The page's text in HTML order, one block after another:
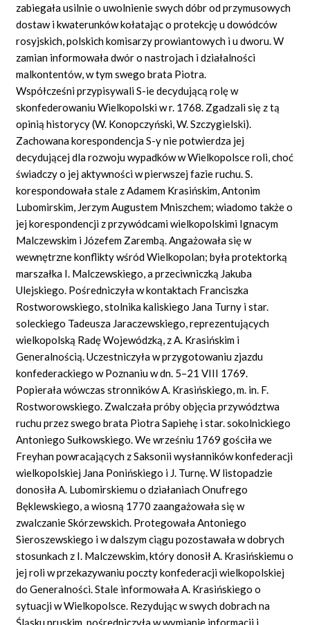
zabiegała usilnie o uwolnienie swych dóbr od przymusowych
dostaw i kwaterunków kołatając o protekcję u dowódców
rosyjskich, polskich komisarzy prowiantowych i u dworu. W
zamian informowała dwór o nastrojach i działalności
malkontentów, w tym swego brata Piotra.
Współcześni przypisywali S-ie decydującą rolę w
skonfederowaniu Wielkopolski w r. 1768. Zgadzali się z tą
opinią historycy (W. Konopczyński, W. Szczygielski).
Zachowana korespondencja S-y nie potwierdza jej
decydującej dla rozwoju wypadków w Wielkopolsce roli, choć
świadczy o jej aktywności w pierwszej fazie ruchu. S.
korespondowała stale z Adamem Krasińskim, Antonim
Lubomirskim, Jerzym Augustem Mniszchem; wiadomo także o
jej korespondencji z przywódcami wielkopolskimi Ignacym
Malczewskim i Józefem Zarembą. Angażowała się w
wewnętrzne konflikty wśród Wielkopolan; była protektorką
marszałka I. Malczewskiego, a przeciwniczką Jakuba
Ulejskiego. Pośredniczyła w kontaktach Franciszka
Rostworowskiego, stolnika kaliskiego Jana Turny i star.
soleckiego Tadeusza Jaraczewskiego, reprezentujących
wielkopolską Radę Wojewódzką, z A. Krasińskim i
Generalnością. Uczestniczyła w przygotowaniu zjazdu
konfederackiego w Poznaniu w dn. 5–21 VIII 1769.
Popierała wówczas stronników A. Krasińskiego, m. in. F.
Rostworowskiego. Zwalczała próby objęcia przywództwa
ruchu przez swego brata Piotra Sapiehę i star. sokolnickiego
Antoniego Sułkowskiego. We wrześniu 1769 gościła we
Freyhan powracających z Saksonii wysłanników konfederacji
wielkopolskiej Jana Ponińskiego i J. Turnę. W listopadzie
donosiła A. Lubomirskiemu o działaniach Onufrego
Bęklewskiego, a wiosną 1770 zaangażowała się w
zwalczanie Skórzewskich. Protegowała Antoniego
Sieroszewskiego i w dalszym ciągu pozostawała w dobrych
stosunkach z I. Malczewskim, który donosił A. Krasińskiemu o
jej roli w przekazywaniu poczty konfederacji wielkopolskiej
do Generalności. Stale informowała A. Krasińskiego o
sytuacji w Wielkopolsce. Rezydując w swych dobrach na
Śląsku pruskim, pośredniczyła w wymianie informacji i